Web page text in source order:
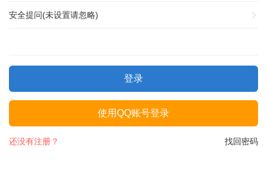
安全提问(未设置请忽略)
登录
使用QQ账号登录
找回密码
还没有注册？